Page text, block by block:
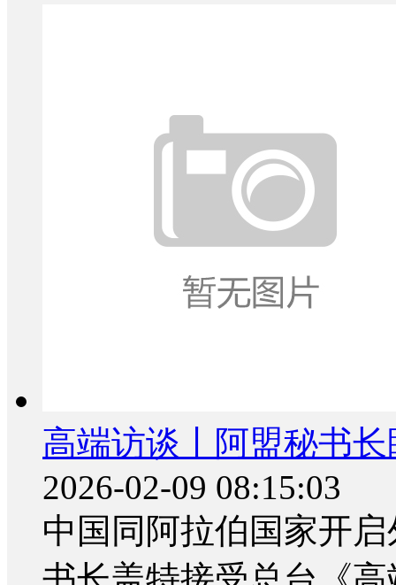
高端访谈丨阿盟秘书
2026-02-09 08:15:03
中国同阿拉伯国家开